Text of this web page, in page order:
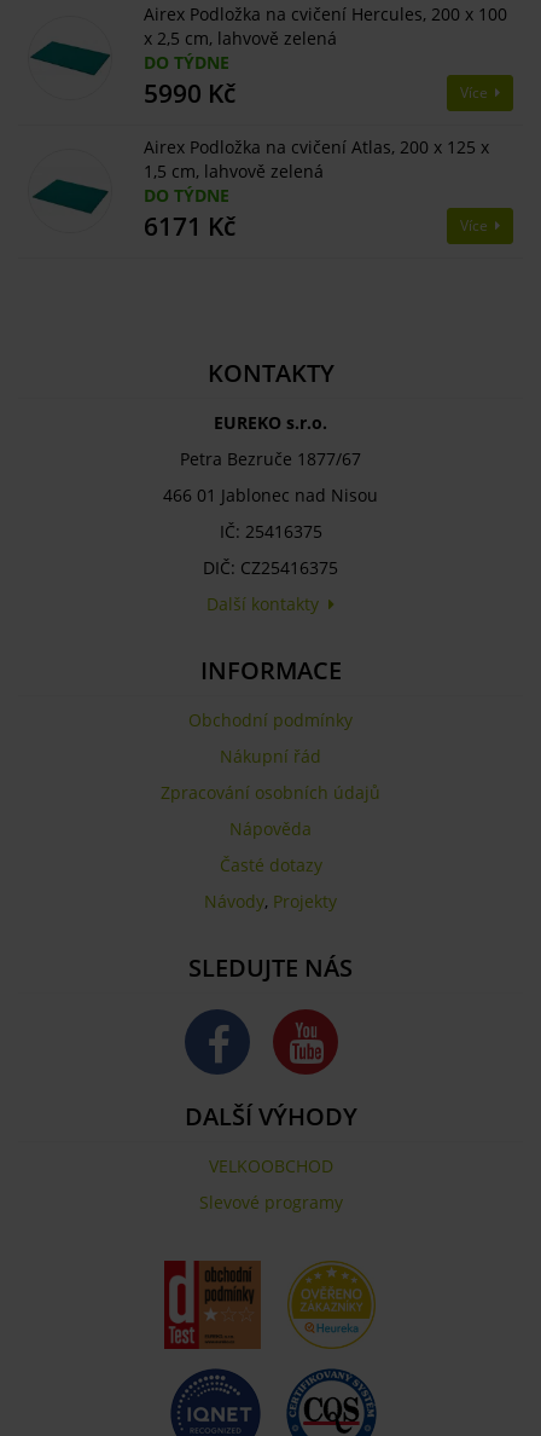
Airex Podložka na cvičení Hercules, 200 x 100
x 2,5 cm, lahvově zelená
DO TÝDNE
5990 Kč Více
Airex Podložka na cvičení Atlas, 200 x 125 x
1,5 cm, lahvově zelená
DO TÝDNE
6171 Kč Více
KONTAKTY
EUREKO s.r.o.
Petra Bezruče 1877/67
466 01 Jablonec nad Nisou
IČ: 25416375
DIČ: CZ25416375
Další kontakty
INFORMACE
Obchodní podmínky
Nákupní řád
Zpracování osobních údajů
Nápověda
Časté dotazy
Návody, Projekty
SLEDUJTE NÁS
DALŠÍ VÝHODY
VELKOOBCHOD
Slevové programy